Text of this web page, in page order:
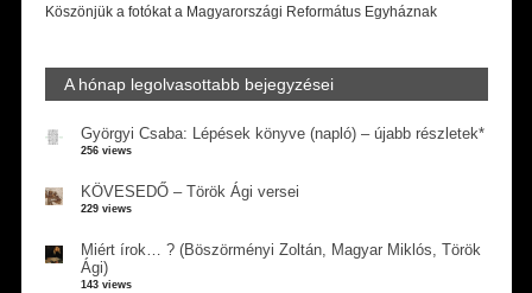
Köszönjük a fotókat a Magyarországi Református Egyháznak
A hónap legolvasottabb bejegyzései
Györgyi Csaba: Lépések könyve (napló) – újabb részletek*
256 views
KÖVESEDŐ – Török Ági versei
229 views
Miért írok… ? (Böszörményi Zoltán, Magyar Miklós, Török
Ági)
143 views